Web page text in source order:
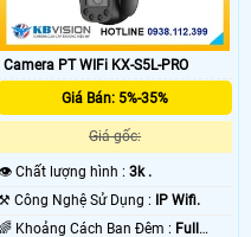
Camera PT WIFi KX-S5L-PRO
Giá Bán: 5%-35%
Giá gốc:
👁 Chất lượng hình :3k .
⚒ Công Nghệ Sử Dụng : IP Wifi.
🌈 Khoảng Cách Ban Đêm : Full